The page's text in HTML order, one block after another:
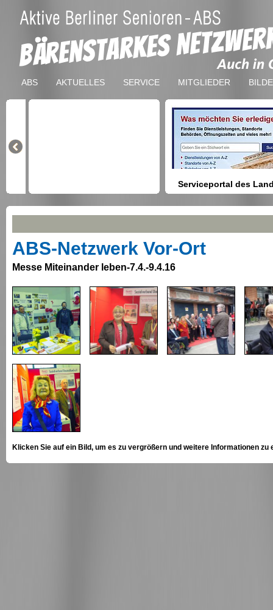
ABS AKTUELLES SERVICE MITGLIEDER
Serviceportal des
Berlin
Anmeldung bei Ämtern usw.
ABS-Netzwerk Vor-Ort
Messe Miteinander leben-7.4.-9.4.16
Klicken Sie auf ein Bild, um es zu vergrößern und weitere Informationen zu